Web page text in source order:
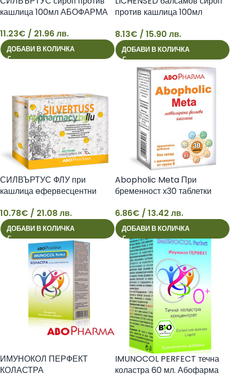
11
кашлица 100мл АБОФАРМА
11.23€ / 21.96 лв.
ДОБАВИ В КОЛИЧКА
8
против кашлица 100мл
8.13€ / 15.90 лв.
ДОБАВИ В КОЛИЧКА
10
СИЛВЪРТУС ФЛУ при
кашлица eфервесцентни
10.78€ / 21.08 лв.
ДОБАВИ В КОЛИЧКА
6
Abopholic Meta При
бременност х30 таблетки
6.86€ / 13.42 лв.
ДОБАВИ В КОЛИЧКА
ИМУНОКОЛ ПЕРФЕКТ
КОЛАСТРА
IMUNOCOL PERFECT течна
коластра 60 мл. Абофарма